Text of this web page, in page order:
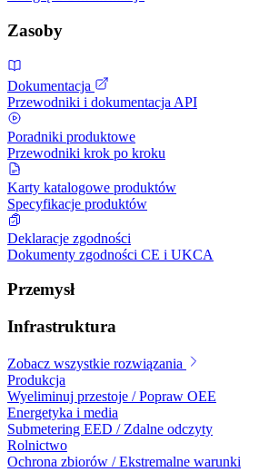
Zasoby
Dokumentacja
Przewodniki i dokumentacja API
Poradniki produktowe
Przewodniki krok po kroku
Karty katalogowe produktów
Specyfikacje produktów
Deklaracje zgodności
Dokumenty zgodności CE i UKCA
Przemysł
Infrastruktura
Zobacz wszystkie rozwiązania
Produkcja
Wyeliminuj przestoje / Popraw OEE
Energetyka i media
Submetering EED / Zdalne odczyty
Rolnictwo
Ochrona zbiorów / Ekstremalne warunki